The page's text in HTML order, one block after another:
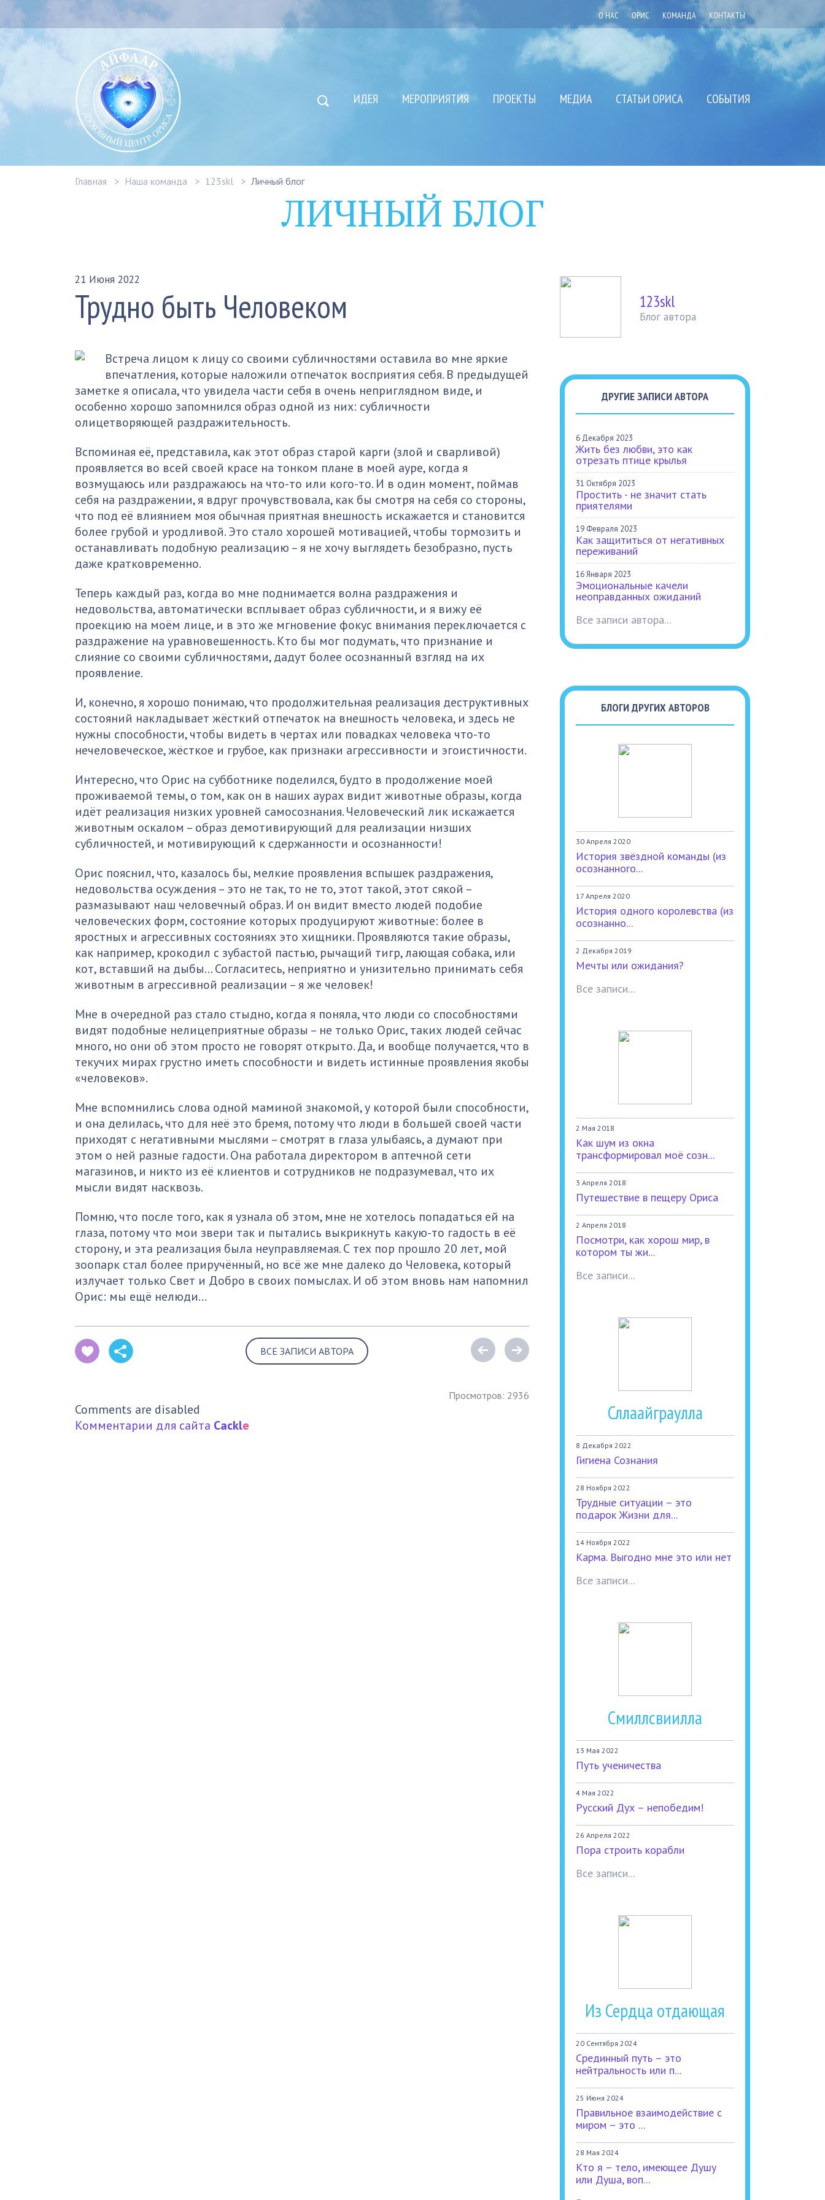
О НАС ОРИС КОМАНДА КОНТАКТЫ
ИДЕЯ МЕРОПРИЯТИЯ ПРОЕКТЫ МЕДИА СТАТЬИ ОРИСА СОБЫТИЯ
Главная Наша команда 123skl Личный блог
ЛИЧНЫЙ БЛОГ
21 Июня 2022
Трудно быть Человеком
Встреча лицом к лицу со своими субличностями оставила во мне яркие
впечатления, которые наложили отпечаток восприятия себя. В предыдущей
заметке я описала, что увидела части себя в очень неприглядном виде, и
особенно хорошо запомнился образ одной из них: субличности
олицетворяющей раздражительность.
Вспоминая её, представила, как этот образ старой карги (злой и сварливой)
проявляется во всей своей красе на тонком плане в моей ауре, когда я
возмущаюсь или раздражаюсь на что-то или кого-то. И в один момент, поймав
себя на раздражении, я вдруг прочувствовала, как бы смотря на себя со стороны,
что под её влиянием моя обычная приятная внешность искажается и становится
более грубой и уродливой. Это стало хорошей мотивацией, чтобы тормозить и
останавливать подобную реализацию – я не хочу выглядеть безобразно, пусть
даже кратковременно.
Теперь каждый раз, когда во мне поднимается волна раздражения и
недовольства, автоматически всплывает образ субличности, и я вижу её
проекцию на моём лице, и в это же мгновение фокус внимания переключается с
раздражение на уравновешенность. Кто бы мог подумать, что признание и
слияние со своими субличностями, дадут более осознанный взгляд на их
проявление.
И, конечно, я хорошо понимаю, что продолжительная реализация деструктивных
состояний накладывает жёсткий отпечаток на внешность человека, и здесь не
нужны способности, чтобы видеть в чертах или повадках человека что-то
нечеловеческое, жёсткое и грубое, как признаки агрессивности и эгоистичности.
Интересно, что Орис на субботнике поделился, будто в продолжение моей
проживаемой темы, о том, как он в наших аурах видит животные образы, когда
идёт реализация низких уровней самосознания. Человеческий лик искажается
животным оскалом – образ демотивирующий для реализации низших
субличностей, и мотивирующий к сдержанности и осознанности!
Орис пояснил, что, казалось бы, мелкие проявления вспышек раздражения,
недовольства осуждения – это не так, то не то, этот такой, этот сякой –
размазывают наш человечный образ. И он видит вместо людей подобие
человеческих форм, состояние которых продуцируют животные: более в
яростных и агрессивных состояниях это хищники. Проявляются такие образы,
как например, крокодил с зубастой пастью, рычащий тигр, лающая собака, или
кот, вставший на дыбы… Согласитесь, неприятно и унизительно принимать себя
животным в агрессивной реализации – я же человек!
Мне в очередной раз стало стыдно, когда я поняла, что люди со способностями
видят подобные нелицеприятные образы – не только Орис, таких людей сейчас
много, но они об этом просто не говорят открыто. Да, и вообще получается, что в
текучих мирах грустно иметь способности и видеть истинные проявления якобы
«человеков».
Мне вспомнились слова одной маминой знакомой, у которой были способности,
и она делилась, что для неё это бремя, потому что люди в большей своей части
приходят с негативными мыслями – смотрят в глаза улыбаясь, а думают при
этом о ней разные гадости. Она работала директором в аптечной сети
магазинов, и никто из её клиентов и сотрудников не подразумевал, что их
мысли видят насквозь.
Помню, что после того, как я узнала об этом, мне не хотелось попадаться ей на
глаза, потому что мои звери так и пытались выкрикнуть какую-то гадость в её
сторону, и эта реализация была неуправляемая. С тех пор прошло 20 лет, мой
зоопарк стал более приручённый, но всё же мне далеко до Человека, который
излучает только Свет и Добро в своих помыслах. И об этом вновь нам напомнил
Орис: мы ещё нелюди…
ВСЕ ЗАПИСИ АВТОРА
Просмотров: 2936
Comments are disabled
Комментарии для сайта Cackle
123skl
Блог автора
ДРУГИЕ ЗАПИСИ АВТОРА
6 Декабря 2023
Жить без любви, это как
отрезать птице крылья
31 Октября 2023
Простить - не значит стать
приятелями
19 Февраля 2023
Как защититься от негативных
переживаний
16 Января 2023
Эмоциональные качели
неоправданных ожиданий
Все записи автора...
БЛОГИ ДРУГИХ АВТОРОВ
30 Апреля 2020
История звёздной команды (из
осознанного...
17 Апреля 2020
История одного королевства (из
осознанно...
2 Декабря 2019
Мечты или ожидания?
Все записи...
2 Мая 2018
Как шум из окна
трансформировал моё созн...
3 Апреля 2018
Путешествие в пещеру Ориса
2 Апреля 2018
Посмотри, как хорош мир, в
котором ты жи...
Все записи...
Сллаайграулла
8 Декабря 2022
Гигиена Сознания
28 Ноября 2022
Трудные ситуации – это
подарок Жизни для...
14 Ноября 2022
Карма. Выгодно мне это или нет
Все записи...
Смиллсвиилла
13 Мая 2022
Путь ученичества
4 Мая 2022
Русский Дух – непобедим!
26 Апреля 2022
Пора строить корабли
Все записи...
Из Сердца отдающая
20 Сентября 2024
Срединный путь – это
нейтральность или п...
25 Июня 2024
Правильное взаимодействие с
миром – это ...
28 Мая 2024
Кто я – тело, имеющее Душу
или Душа, воп...